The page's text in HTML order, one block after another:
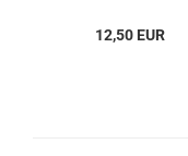
12,50 EUR